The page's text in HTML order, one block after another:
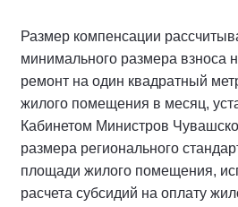
Размер компенсации
минимального размера взноса
ремонт на один квадратный
жилого помещения в месяц,
Кабинетом Министров
размера регионального
площади жилого помещения,
расчета субсидий на оплату